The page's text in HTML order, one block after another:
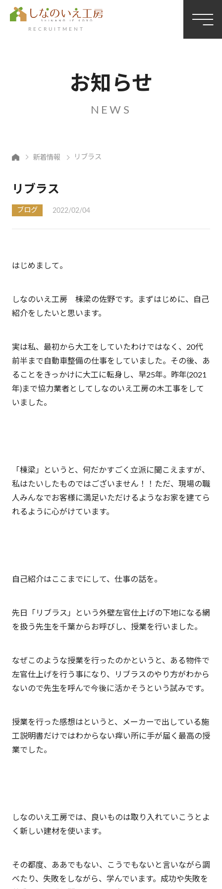
RECRUITMENT
井
美
広
佐
野
臣
お知らせ
NEWS
新着情報 リブラス
リブラス
ブログ 2022/02/04
はじめまして。
しなのいえ工房 棟梁の佐野です。まずはじめに、自己
紹介をしたいと思います。
実は私、最初から大工をしていたわけではなく、20代
前半まで自動車整備の仕事をしていました。その後、あ
ることをきっかけに大工に転身し、早25年。昨年(2021
年)まで協力業者としてしなのいえ工房の木工事をして
いました。
「棟梁」というと、何だかすごく立派に聞こえますが、
私はたいしたものではございません！！ただ、現場の職
人みんなでお客様に満足いただけるようなお家を建てら
れるように心がけています。
自己紹介はここまでにして、仕事の話を。
先日「リブラス」という外壁左官仕上げの下地になる網
を扱う先生を千葉からお呼びし、授業を行いました。
なぜこのような授業を行ったのかというと、ある物件で
左官仕上げを行う事になり、リブラスのやり方がわから
ないので先生を呼んで今後に活かそうという試みです。
授業を行った感想はというと、メーカーで出している施
工説明書だけではわからない痒い所に手が届く最高の授
業でした。
しなのいえ工房では、良いものは取り入れていこうとよ
く新しい建材を使います。
その都度、ああでもない、こうでもないと言いながら調
べたり、失敗をしながら、学んでいます。成功や失敗を